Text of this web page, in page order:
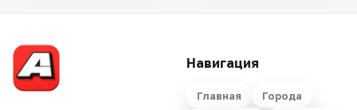
Навигация
Главная Города